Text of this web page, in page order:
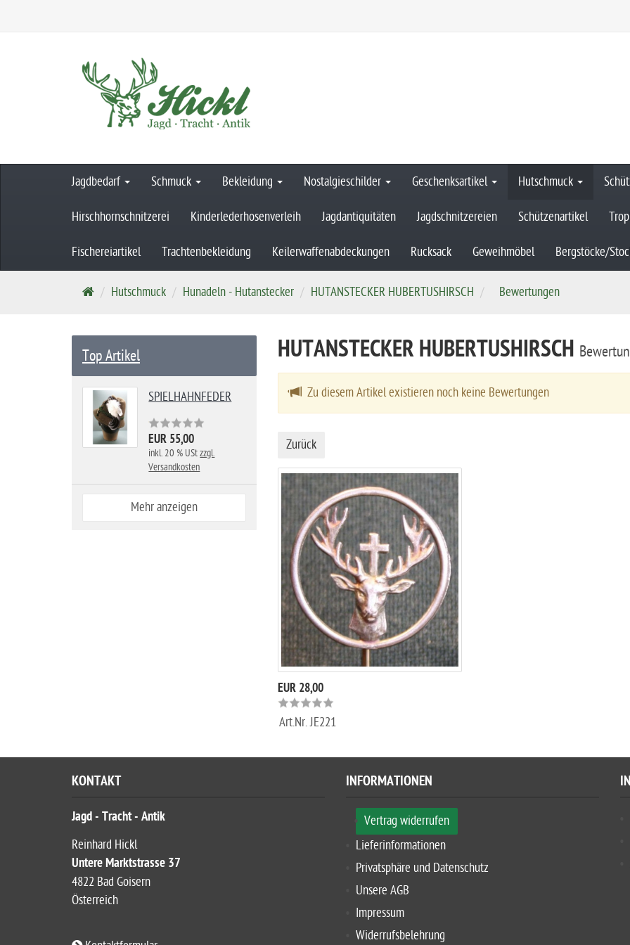
Jagdbedarf Schmuck Bekleidung Nostalgieschilder Geschenksartikel Hutschmuck
Hirschhornschnitzerei Kinderlederhosenverleih Jagdantiquitäten Jagdschnitzereien Schützenartikel
Fischereiartikel Trachtenbekleidung Keilerwaffenabdeckungen Rucksack Geweihmöbel Bergstöcke/
S
t
i
t
Hutschmuck Hunadeln - Hutanstecker HUTANSTECKER HUBERTUSHIRSCH Bewertungen
HUTANSTECKER HUBERTUSHIRSCH
Zu diesem Artikel existieren noch keine Bewertungen
Zurück
EUR 28,00
Art.Nr.JE221
Top Artikel
SPIELHAHNFEDER
EUR 55,00
inkl. 20 % UStzzgl.
Versandkosten
Mehr anzeigen
KONTAKT
Jagd - Tracht - Antik
Reinhard Hickl
Untere Marktstrasse 37
4822 Bad Goisern
Österreich
INFORMATIONEN
Vertrag widerrufen
Lieferinformationen
Privatsphäre und Datenschutz
Unsere AGB
Impressum
Widerrufsbelehrung